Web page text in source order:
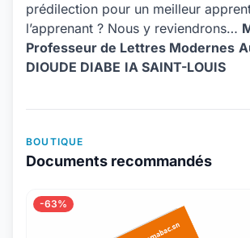
prédilection pour un meilleur
l’apprenant ? Nous y reviendrons…
Professeur de Lettres Modernes
DIOUDE DIABE IA SAINT-LOUIS
BOUTIQUE
Documents recommandés
-63%